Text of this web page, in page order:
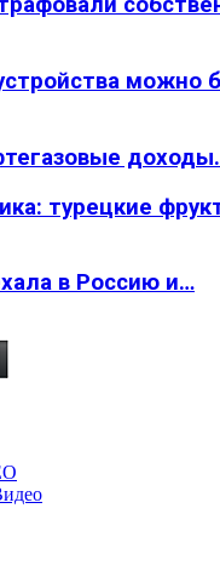
можно
турецкие
в Россию и…